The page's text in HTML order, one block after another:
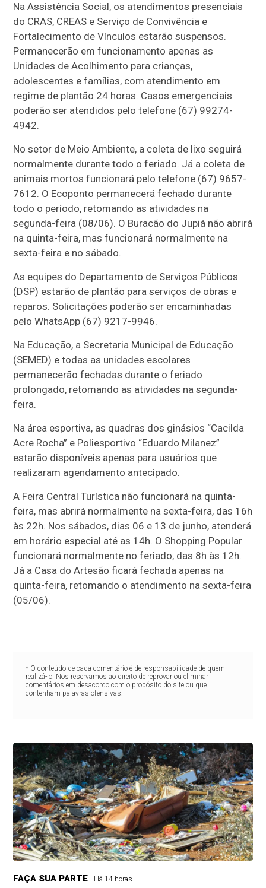
Na Assistência Social, os atendimentos presenciais
do CRAS, CREAS e Serviço de Convivência e
Fortalecimento de Vínculos estarão suspensos.
Permanecerão em funcionamento apenas as
Unidades de Acolhimento para crianças,
adolescentes e famílias, com atendimento em
regime de plantão 24 horas. Casos emergenciais
poderão ser atendidos pelo telefone (67) 99274-
4942.
No setor de Meio Ambiente, a coleta de lixo seguirá
normalmente durante todo o feriado. Já a coleta de
animais mortos funcionará pelo telefone (67) 9657-
7612. O Ecoponto permanecerá fechado durante
todo o período, retomando as atividades na
segunda-feira (08/06). O Buracão do Jupiá não abrirá
na quinta-feira, mas funcionará normalmente na
sexta-feira e no sábado.
As equipes do Departamento de Serviços Públicos
(DSP) estarão de plantão para serviços de obras e
reparos. Solicitações poderão ser encaminhadas
pelo WhatsApp (67) 9217-9946.
Na Educação, a Secretaria Municipal de Educação
(SEMED) e todas as unidades escolares
permanecerão fechadas durante o feriado
prolongado, retomando as atividades na segunda-
feira.
Na área esportiva, as quadras dos ginásios “Cacilda
Acre Rocha” e Poliesportivo “Eduardo Milanez”
estarão disponíveis apenas para usuários que
realizaram agendamento antecipado.
A Feira Central Turística não funcionará na quinta-
feira, mas abrirá normalmente na sexta-feira, das 16h
às 22h. Nos sábados, dias 06 e 13 de junho, atenderá
em horário especial até as 14h. O Shopping Popular
funcionará normalmente no feriado, das 8h às 12h.
Já a Casa do Artesão ficará fechada apenas na
quinta-feira, retomando o atendimento na sexta-feira
(05/06).
* O conteúdo de cada comentário é de responsabilidade de quem
realizá-lo. Nos reservamos ao direito de reprovar ou eliminar
comentários em desacordo com o propósito do site ou que
contenham palavras ofensivas.
FAÇA SUA PARTE Há 14 horas